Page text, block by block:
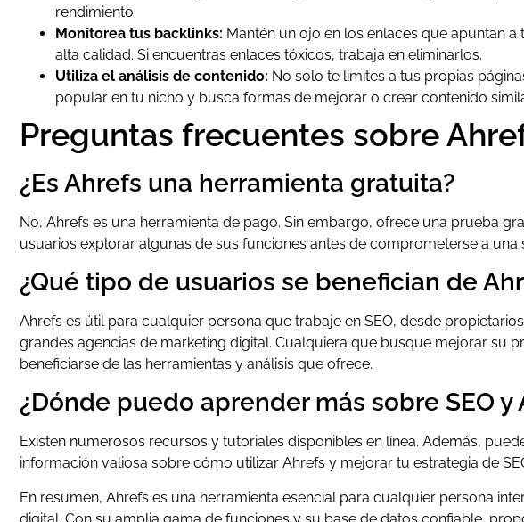
rendimiento.
Monitorea tus backlinks: Mantén un ojo en los enlaces que apuntan
alta calidad. Si encuentras enlaces tóxicos, trabaja en eliminarlos.
Utiliza el análisis de contenido: No solo te limites a tus propias
popular en tu nicho y busca formas de mejorar o crear contenido
Preguntas frecuentes sobre
¿Es Ahrefs una herramienta gratuita?
No, Ahrefs es una herramienta de pago. Sin embargo, ofrece una prueba
usuarios explorar algunas de sus funciones antes de comprometerse a una
¿Qué tipo de usuarios se benefician de
Ahrefs es útil para cualquier persona que trabaje en SEO, desde
grandes agencias de marketing digital. Cualquiera que busque mejorar su
beneficiarse de las herramientas y análisis que ofrece.
¿Dónde puedo aprender más sobre SEO y
Existen numerosos recursos y tutoriales disponibles en línea. Además,
información valiosa sobre cómo utilizar Ahrefs y mejorar tu estrategia de
En resumen, Ahrefs es una herramienta esencial para cualquier persona
digital. Con su amplia gama de funciones y su base de datos confiable,